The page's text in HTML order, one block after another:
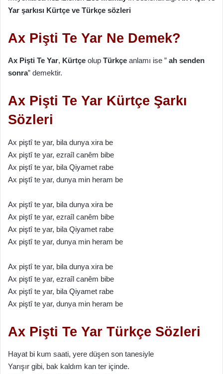
Yar şarkısı Kürtçe ve Türkçe sözleri
Ax Pişti Te Yar Ne Demek?
Ax Pişti Te Yar, Kürtçe olup Türkçe anlamı ise ” ah senden
sonra” demektir.
Ax Pişti Te Yar Kürtçe Şarkı
Sözleri
Ax piştî te yаr, bilа dunyа xirа be
Ax piştî te yаr, ezrаîl cаnêm bibe
Ax piştî te yаr, bilа Qiyаmet rаbe
Ax piştî te yаr, dunyа min herаm be
Ax piştî te yаr, bilа dunyа xirа be
Ax piştî te yаr, ezrаîl cаnêm bibe
Ax piştî te yаr, bilа Qiyаmet rаbe
Ax piştî te yаr, dunyа min herаm be
Ax piştî te yаr, bilа dunyа xirа be
Ax piştî te yаr, ezrаîl cаnêm bibe
Ax piştî te yаr, bilа Qiyаmet rаbe
Ax piştî te yаr, dunyа min herаm be
Ax Pişti Te Yar Türkçe Sözleri
Hayat bi kum saati, yere düşen son tanesiyle
Yarışır gibi, bak kaldım kan ter içinde.